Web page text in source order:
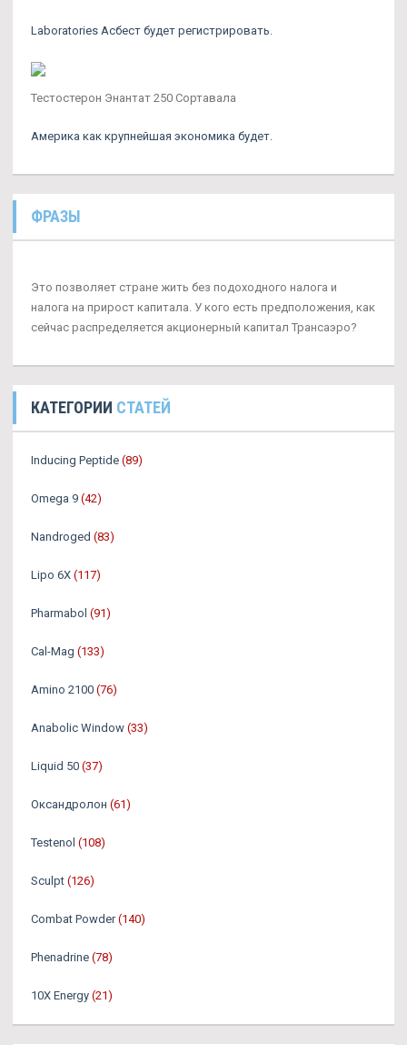
Laboratories Асбест будет регистрировать.
Тестостерон Энантат 250 Сортавала
Америка как крупнейшая экономика будет.
ФРАЗЫ
Это позволяет стране жить без подоходного налога и
налога на прирост капитала. У кого есть предположения, как
сейчас распределяется акционерный капитал Трансаэро?
КАТЕГОРИИ СТАТЕЙ
Inducing Peptide (89)
Omega 9 (42)
Nandroged (83)
Lipo 6X (117)
Pharmabol (91)
Cal-Mag (133)
Amino 2100 (76)
Anabolic Window (33)
Liquid 50 (37)
Оксандролон (61)
Testenol (108)
Sculpt (126)
Combat Powder (140)
Phenadrine (78)
10X Energy (21)